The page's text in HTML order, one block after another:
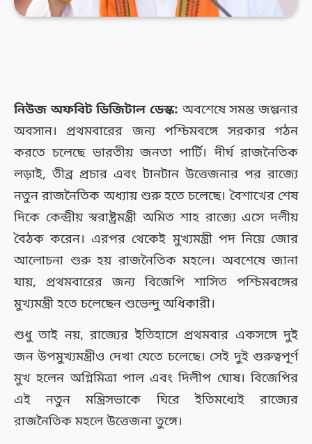
নিউজ অফবিট ডিজিটাল ডেস্ক:অবশেষে সমস্ত জল্পনার
অবসান। প্রথমবারের জন্য পশ্চিমবঙ্গে সরকার গঠন
করতে চলেছে ভারতীয় জনতা পার্টি। দীর্ঘ রাজনৈতিক
লড়াই, তীব্র প্রচার এবং টানটান উত্তেজনার পর রাজ্যে
নতুন রাজনৈতিক অধ্যায় শুরু হতে চলেছে। বৈশাখের শেষ
দিকে কেন্দ্রীয় স্বরাষ্ট্রমন্ত্রী অমিত শাহ রাজ্যে এসে দলীয়
বৈঠক করেন। এরপর থেকেই মুখ্যমন্ত্রী পদ নিয়ে জোর
আলোচনা শুরু হয় রাজনৈতিক মহলে। অবশেষে জানা
যায়, প্রথমবারের জন্য বিজেপি শাসিত পশ্চিমবঙ্গের
মুখ্যমন্ত্রী হতে চলেছেন শুভেন্দু অধিকারী।
শুধু তাই নয়, রাজ্যের ইতিহাসে প্রথমবার একসঙ্গে দুই
জন উপমুখ্যমন্ত্রীও দেখা যেতে চলেছে। সেই দুই গুরুত্বপূর্ণ
মুখ হলেন অগ্নিমিত্রা পাল এবং দিলীপ ঘোষ। বিজেপির
এই নতুন মন্ত্রিসভাকে ঘিরে ইতিমধ্যেই রাজ্যের
রাজনৈতিক মহলে উত্তেজনা তুঙ্গে।